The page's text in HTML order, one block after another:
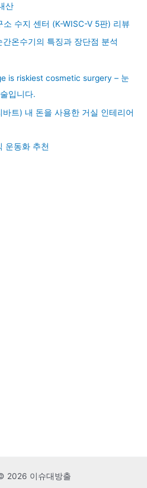
산
수지 센터 (K-WISC-V 5판) 리뷰
온수기의 특징과 장단점 분석
is riskiest cosmetic surgery – 눈
입니다.
트) 내 돈을 사용한 거실 인테리어
운동화 추천
2026 이슈대방출